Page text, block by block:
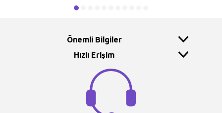
Önemli Bilgiler
Hızlı Erişim